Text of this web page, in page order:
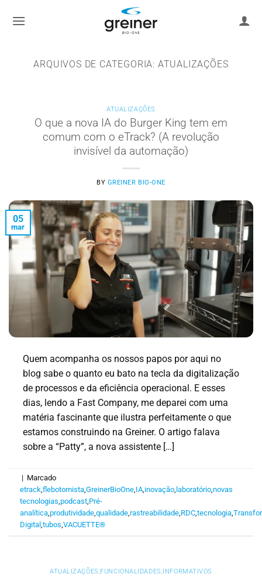
para
ARQUIVOS DE CATEGORIA: ATUALIZAÇÕES
ATUALIZAÇÕES
O que a nova IA do Burger King tem em
comum com o eTrack? (A revolução
invisível da automação)
BY GREINER BIO-ONE
05
mar
Quem acompanha os nossos papos por aqui no
blog sabe o quanto eu bato na tecla da digitalização
de processos e da eficiência operacional. E esses
dias, lendo a Fast Company, me deparei com uma
matéria fascinante que ilustra perfeitamente o que
estamos construindo na Greiner. O artigo falava
sobre a “Patty”, a nova assistente […]
| Marcado
etrack,flebotomista,GreinerBioOne,IA,inovação, laboratório,novas
tecnologias,podcast,Pré-
analítica,produtividade,qualidade,rastreabilidade,RDC,tecnologia,
Digital,tubos,VACUETTE®
ATUALIZAÇÕES,FUNCIONALIDADES,INFORMATIVOS